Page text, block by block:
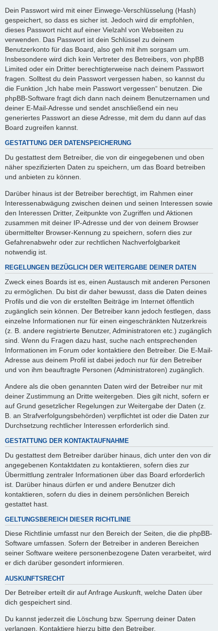
Dein Passwort wird mit einer Einwege-Verschlüsselung (Hash)
gespeichert, so dass es sicher ist. Jedoch wird dir empfohlen,
dieses Passwort nicht auf einer Vielzahl von Webseiten zu
verwenden. Das Passwort ist dein Schlüssel zu deinem
Benutzerkonto für das Board, also geh mit ihm sorgsam um.
Insbesondere wird dich kein Vertreter des Betreibers, von phpBB
Limited oder ein Dritter berechtigterweise nach deinem Passwort
fragen. Solltest du dein Passwort vergessen haben, so kannst du
die Funktion „Ich habe mein Passwort vergessen“ benutzen. Die
phpBB-Software fragt dich dann nach deinem Benutzernamen und
deiner E-Mail-Adresse und sendet anschließend ein neu
generiertes Passwort an diese Adresse, mit dem du dann auf das
Board zugreifen kannst.
GESTATTUNG DER DATENSPEICHERUNG
Du gestattest dem Betreiber, die von dir eingegebenen und oben
näher spezifizierten Daten zu speichern, um das Board betreiben
und anbieten zu können.
Darüber hinaus ist der Betreiber berechtigt, im Rahmen einer
Interessenabwägung zwischen deinen und seinen Interessen sowie
den Interessen Dritter, Zeitpunkte von Zugriffen und Aktionen
zusammen mit deiner IP-Adresse und der von deinem Browser
übermittelter Browser-Kennung zu speichern, sofern dies zur
Gefahrenabwehr oder zur rechtlichen Nachverfolgbarkeit
notwendig ist.
REGELUNGEN BEZÜGLICH DER WEITERGABE DEINER DATEN
Zweck eines Boards ist es, einen Austausch mit anderen Personen
zu ermöglichen. Du bist dir daher bewusst, dass die Daten deines
Profils und die von dir erstellten Beiträge im Internet öffentlich
zugänglich sein können. Der Betreiber kann jedoch festlegen, dass
einzelne Informationen nur für einen eingeschränkten Nutzerkreis
(z. B. andere registrierte Benutzer, Administratoren etc.) zugänglich
sind. Wenn du Fragen dazu hast, suche nach entsprechenden
Informationen im Forum oder kontaktiere den Betreiber. Die E-Mail-
Adresse aus deinem Profil ist dabei jedoch nur für den Betreiber
und von ihm beauftragte Personen (Administratoren) zugänglich.
Andere als die oben genannten Daten wird der Betreiber nur mit
deiner Zustimmung an Dritte weitergeben. Dies gilt nicht, sofern er
auf Grund gesetzlicher Regelungen zur Weitergabe der Daten (z.
B. an Strafverfolgungsbehörden) verpflichtet ist oder die Daten zur
Durchsetzung rechtlicher Interessen erforderlich sind.
GESTATTUNG DER KONTAKTAUFNAHME
Du gestattest dem Betreiber darüber hinaus, dich unter den von dir
angegebenen Kontaktdaten zu kontaktieren, sofern dies zur
Übermittlung zentraler Informationen über das Board erforderlich
ist. Darüber hinaus dürfen er und andere Benutzer dich
kontaktieren, sofern du dies in deinem persönlichen Bereich
gestattet hast.
GELTUNGSBEREICH DIESER RICHTLINIE
Diese Richtlinie umfasst nur den Bereich der Seiten, die die phpBB-
Software umfassen. Sofern der Betreiber in anderen Bereichen
seiner Software weitere personenbezogene Daten verarbeitet, wird
er dich darüber gesondert informieren.
AUSKUNFTSRECHT
Der Betreiber erteilt dir auf Anfrage Auskunft, welche Daten über
dich gespeichert sind.
Du kannst jederzeit die Löschung bzw. Sperrung deiner Daten
verlangen. Kontaktiere hierzu bitte den Betreiber.